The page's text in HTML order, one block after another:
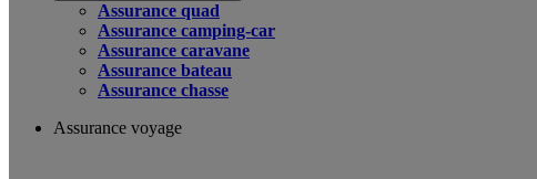
Assurance quad
Assurance camping-car
Assurance caravane
Assurance bateau
Assurance chasse
Assurance voyage